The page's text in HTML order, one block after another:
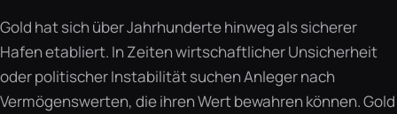
Gold hat sich über Jahrhunderte hinweg als sicherer
Hafen etabliert. In Zeiten wirtschaftlicher Unsicherheit
oder politischer Instabilität suchen Anleger nach
Vermögenswerten, die ihren Wert bewahren können. Gold